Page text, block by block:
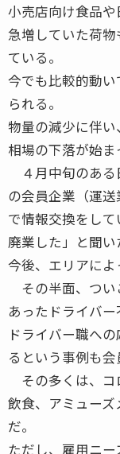
小売店向け食品
急増していた荷
ている。
今でも比較的動
られる。
物量の減少に伴
相場の下落が始ま
４月中旬のある
の会員企業（運
で情報交換をし
廃業した」と聞い
今後、エリアによ
その半面、つい
あったドライバー
ドライバー職へ
るという事例も会
その多くは、コ
飲食、アミュー
だ。
ただし、雇用ニ